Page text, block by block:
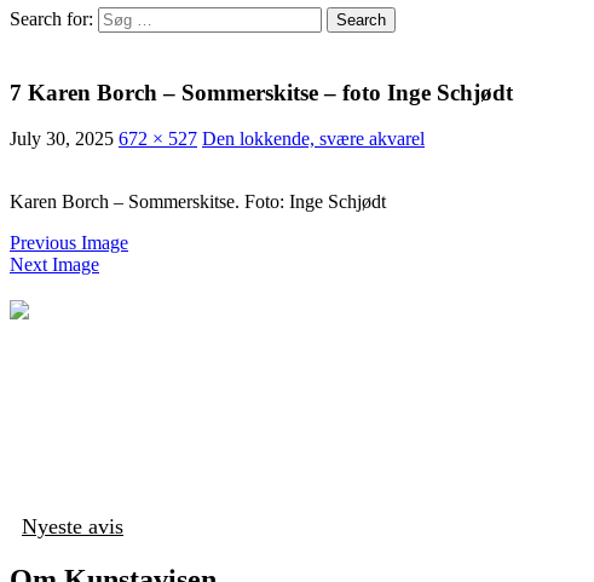
Search for:
7 Karen Borch – Sommerskitse – foto Inge Schjødt
July 30, 2025 672 × 527 Den lokkende, svære akvarel
Karen Borch – Sommerskitse. Foto: Inge Schjødt
Previous Image
Next Image
Nyeste avis